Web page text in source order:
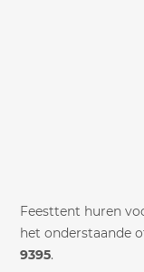
Feesttent huren
het onderstaande
9395.